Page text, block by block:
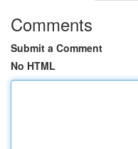
Comments
Submit a Comment
No HTML